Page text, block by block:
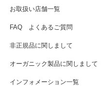
お取扱い店舗一覧
FAQ よくあるご質問
非正規品に関しまして
オーガニック製品に関しまして
インフォメーション一覧